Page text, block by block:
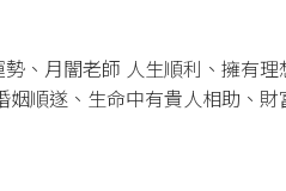
、月闇老師 人生順利、擁有
姻順遂、生命中有貴人相助、